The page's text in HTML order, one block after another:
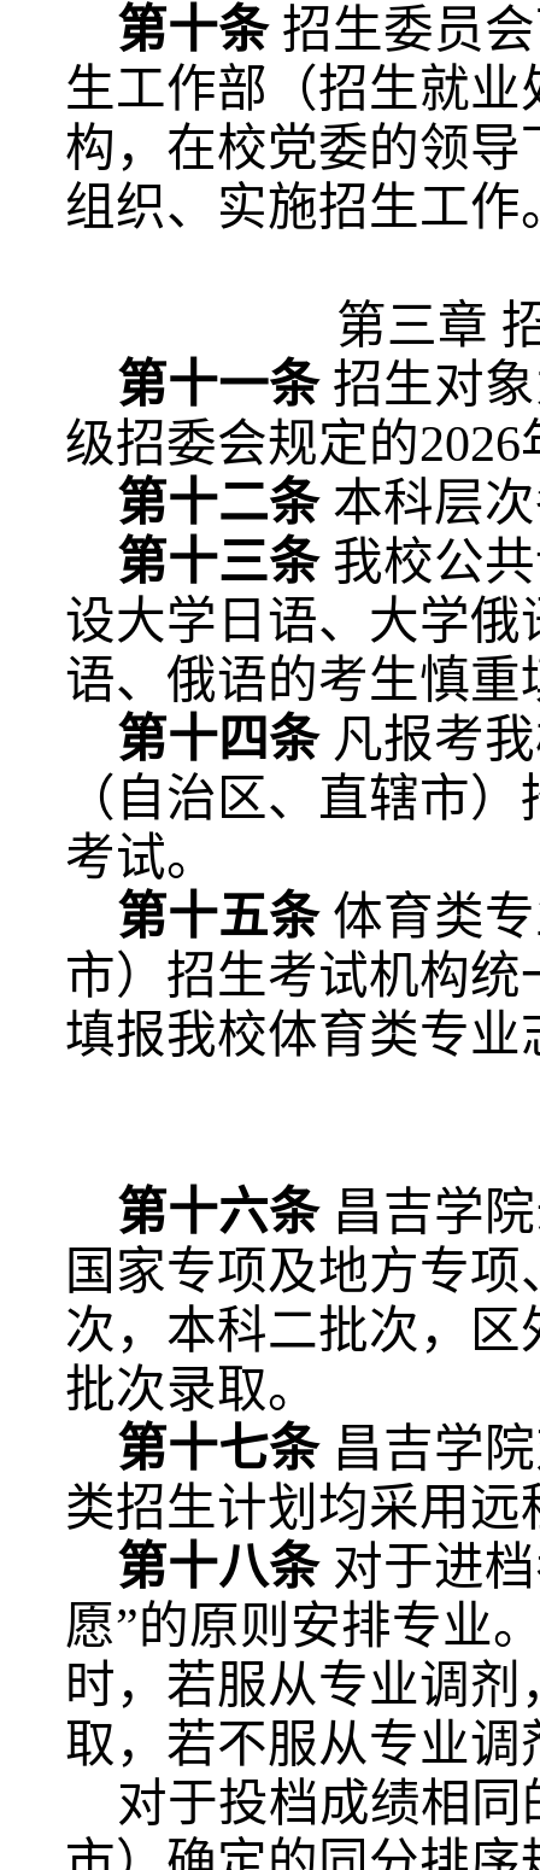
第十条 招生委员
生工作部（招生就
构，在校党委的领
组织、实施招生工作
第三章
第十一条 招生对
级招委会规定的
第十二条 本科层
第十三条 我校公
设大学日语、大学
语、俄语的考生慎重
第十四条 凡报考
（自治区、直辖市
考试。
第十五条 体育类
市）招生考试机构
填报我校体育类专业
第十六条 昌吉学
国家专项及地方专
次，本科二批次，
批次录取。
第十七条 昌吉学
类招生计划均采用远
第十八条 对于进
愿”的原则安排专业
时，若服从专业调
取，若不服从专业
对于投档成绩相